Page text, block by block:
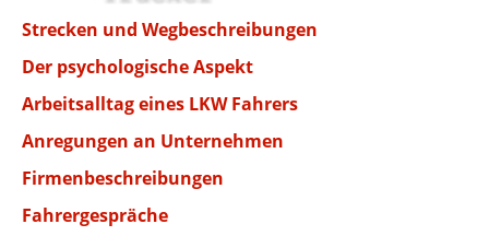
Strecken und Wegbeschreibungen
Der psychologische Aspekt
Arbeitsalltag eines LKW Fahrers
Anregungen an Unternehmen
Firmenbeschreibungen
Fahrergespräche